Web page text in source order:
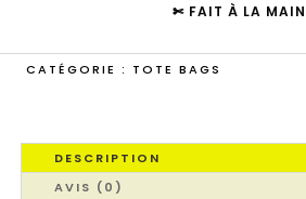
✄ FAIT À LA MAIN
CATÉGORIE : TOTE BAGS
DESCRIPTION
AVIS (0)